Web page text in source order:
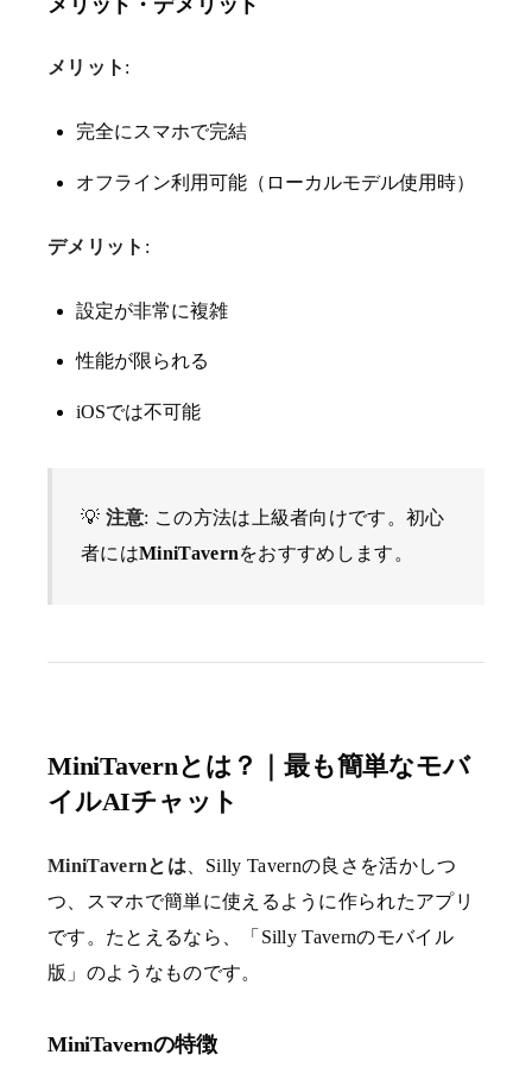
メリット :
完全にスマホで完結
オフライン利用可能（ローカルモデル使用時）
デメリット :
設定が非常に複雑
性能が限られる
iOSでは不可能
💡 注意: この方法は上級者向けです。初心
者にはMiniTavernをおすすめします。
MiniTavernとは？｜最も簡単なモバ
イルAIチャット
MiniTavernとは 、Silly Tavernの良さを活かしつ
つ、スマホで簡単に使えるように作られたアプリ
です。たとえるなら、「Silly Tavernのモバイル
版」のようなものです。
MiniTavernの特徴